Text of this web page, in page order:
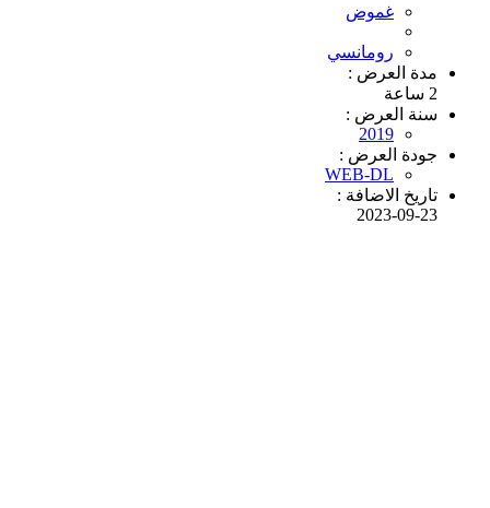
غموض
رومانسي
مدة العرض :
2 ساعة
سنة العرض :
2019
جودة العرض :
WEB-DL
تاريخ الاضافة :
2023-09-23